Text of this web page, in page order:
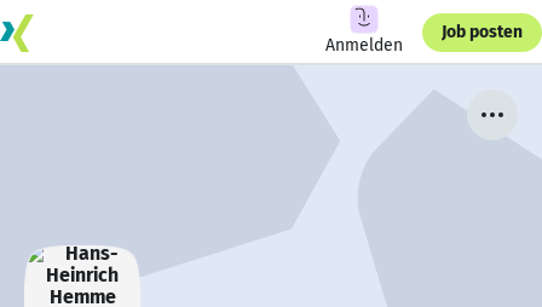
Anmelden
Job posten